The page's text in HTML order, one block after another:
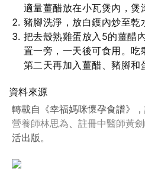
適量薑醋放在小瓦煲內，煲
豬腳洗淨，放白鑊內炒至乾
把去殼熟雞蛋放入5的薑醋
置一旁，一天後可食用。吃
第二天再加入薑醋、豬腳和
資料來源
轉載自《幸福媽咪懷孕食譜》，
營養師林思為
註冊中醫師黃
活出版。